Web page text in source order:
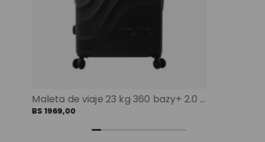
Maleta de viaje 23 kg 360 bazy+ 2.0 bodega negro color: negro
BS 1969,00